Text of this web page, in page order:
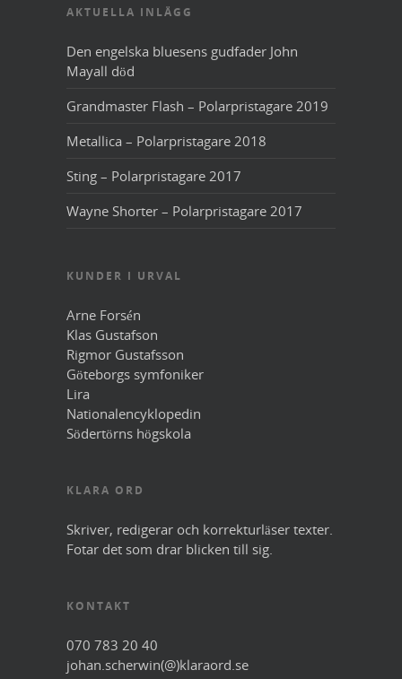
AKTUELLA INLÄGG
Den engelska bluesens gudfader John
Mayall död
Grandmaster Flash – Polarpristagare 2019
Metallica – Polarpristagare 2018
Sting – Polarpristagare 2017
Wayne Shorter – Polarpristagare 2017
KUNDER I URVAL
Arne Forsén
Klas Gustafson
Rigmor Gustafsson
Göteborgs symfoniker
Lira
Nationalencyklopedin
Södertörns högskola
KLARA ORD
Skriver, redigerar och korrekturläser texter.
Fotar det som drar blicken till sig.
KONTAKT
070 783 20 40
johan.scherwin(@)klaraord.se